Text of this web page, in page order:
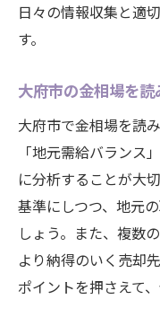
金相場をチ
金製品の価値
金相場を根
大府市で価
金相場を活
信頼できる
金相場を参
日々の情報収集と適
す。
大府市の金相場を
大府市で金相場を読
「地元需給バランス
に分析することが大
基準にしつつ、地元
しょう。また、複数
より納得のいく売却
ポイントを押さえて